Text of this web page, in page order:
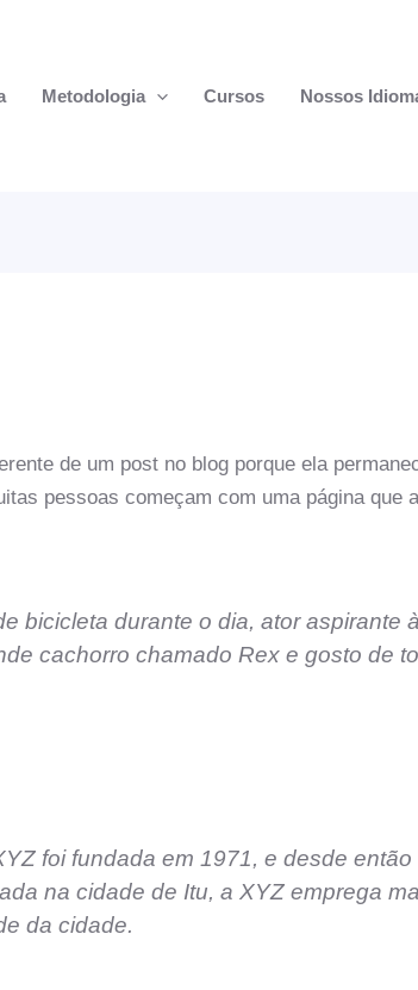
Metodologia Cursos Nossos
de um post no blog porque ela
pessoas começam com uma página
bicicleta durante o dia, ator aspirante
cachorro chamado Rex e gosto de
foi fundada em 1971, e desde
na cidade de Itu, a XYZ emprega
da cidade.